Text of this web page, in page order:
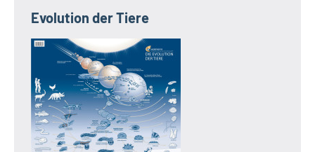
Evolution der Tiere